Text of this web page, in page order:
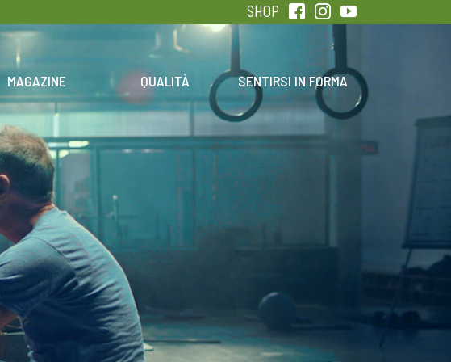
SHOP
MAGAZINE
QUALITÀ SENTIRSI IN FORMA